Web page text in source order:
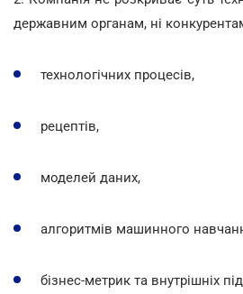
державним органам, ні
технологічних процесів,
рецептів,
моделей даних,
алгоритмів машинного
бізнес-метрик та внутрішніх